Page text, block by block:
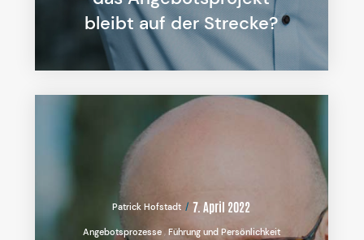
bleibt auf der Strecke?
Patrick Hofstadt 7. April 2022
Angebotsprozesse Führung und Persönlichkeit